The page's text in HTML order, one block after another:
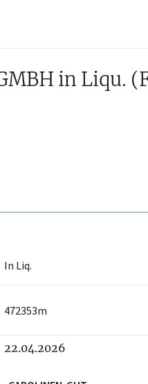
in Liqu.
In Liq.
472353m
22.04.2026